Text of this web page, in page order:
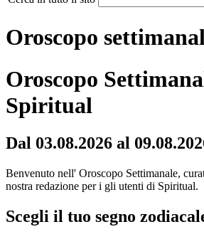
Oroscopo
Oroscopo
Spiritual
Dal 03.08.2026 al
Benvenuto nell' Oroscopo Settimanale,
nostra redazione per i gli utenti di Spiritual.
Scegli il tuo segno